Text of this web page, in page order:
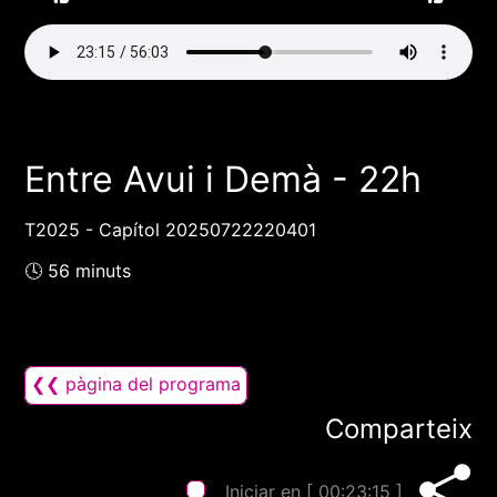
Entre Avui i Demà - 22h
T2025 - Capítol 20250722220401
🕓 56 minuts
❮❮ pàgina del programa
Comparteix
Iniciar en [ 00:23:15 ]